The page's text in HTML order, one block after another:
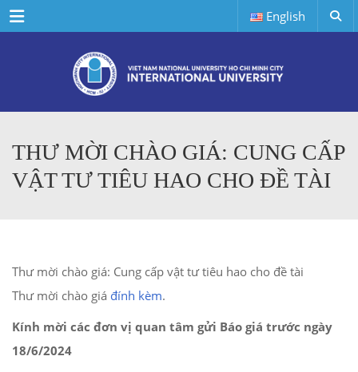
Menu English
THƯ MỜI CHÀO GIÁ: CUNG CẤP
VẬT TƯ TIÊU HAO CHO ĐỀ TÀI
Thư mời chào giá: Cung cấp vật tư tiêu hao cho đề tài
Thư mời chào giá đính kèm.
Kính mời các đơn vị quan tâm gửi Báo giá trước ngày
18/6/2024